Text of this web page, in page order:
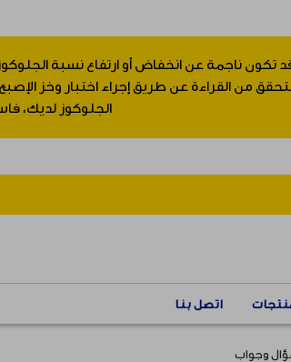
قد تكون ناجمة عن انخفاض أو ارتفاع نسبة
من القراءة عن طريق إجراء اختبار وخز
الجلوكوز لديك،
اتصل بنا
وجواب